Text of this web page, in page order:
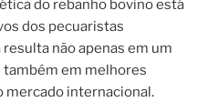
do rebanho bovino está
dos pecuaristas
não apenas em um
também em melhores
mercado internacional.